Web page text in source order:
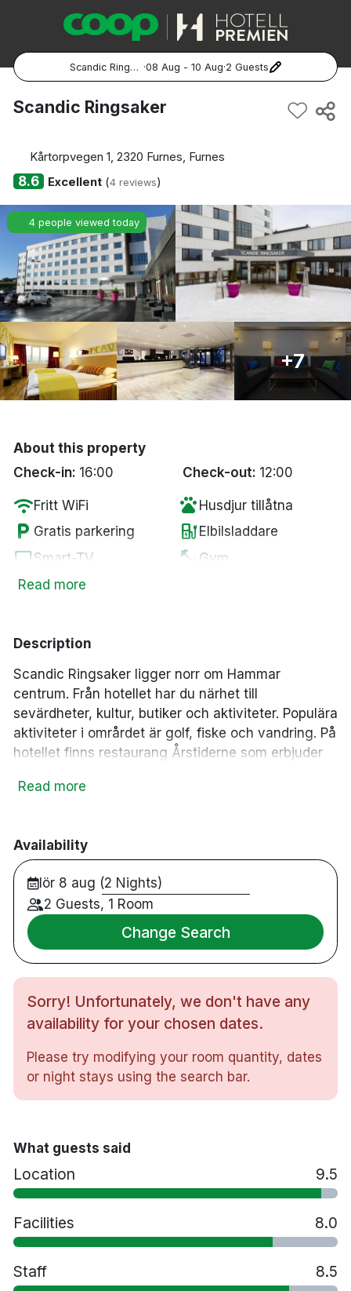
Scandic Ringsaker ·08 Aug - 10 Aug·2 Guests
Popular Destinations:
Göteborg
Malmö
Hela Norge
Bergen
Scandic Ringsaker
Kårtorpvegen 1, 2320 Furnes, Furnes
8.6 Excellent(4 reviews)
4 people viewed today
+7
About this property
Check-in: 16:00 Check-out: 12:00
wifiFritt WiFi pets Husdjur tillåtna
local_parking Gratis parkering ev_station Elbilsladdare
tvSmart-TV fitness_center Gym
saunaBastu
Read more
Description
Scandic Ringsaker ligger norr om Hammar
centrum. Från hotellet har du närhet till
sevärdheter, kultur, butiker och aktiviteter. Populära
aktiviteter i områrdet är golf, fiske och vandring. På
hotellet finns restaurang Årstiderne som erbjuder
morgon serveras en stor och smakfull frukostbuffé.
koppla av.
Dubbelrum & familjerum
Badrum med dusch
TV
Skrivbord
Bastu
Gym
Restaurang
Cyklar för utlåning
Spjälsäng mot en avgift på 220 NOK per natt
Husdjur tillåts mot en avgift på 200 NOK per
Handikappanpassade rum finns tillgängliga
Gratis parkering i mån av plats - går ej att
förboka
8 minuters bilresa till Hamar station
63 minuters bilresa till Oslo flygplats
Read more
Availability
lör 8 aug (2 Nights)
2 Guests, 1 Room
Change Search
Sorry! Unfortunately, we don't have any
availability for your chosen dates.
Please try modifying your room quantity, dates
or night stays using the search bar.
What guests said
Location 9.5
Facilities 8.0
Staff 8.5